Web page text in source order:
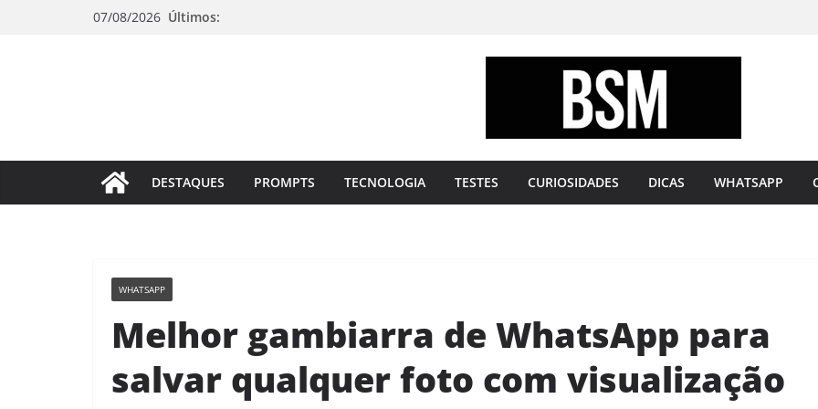
07/08/2026 Últimos:
sua
Mente
DESTAQUES PROMPTS TECNOLOGIA TESTES CURIOSIDADES DICAS WHATSAPP
WHATSAPP
Melhor gambiarra de WhatsApp para
salvar qualquer foto com visualização